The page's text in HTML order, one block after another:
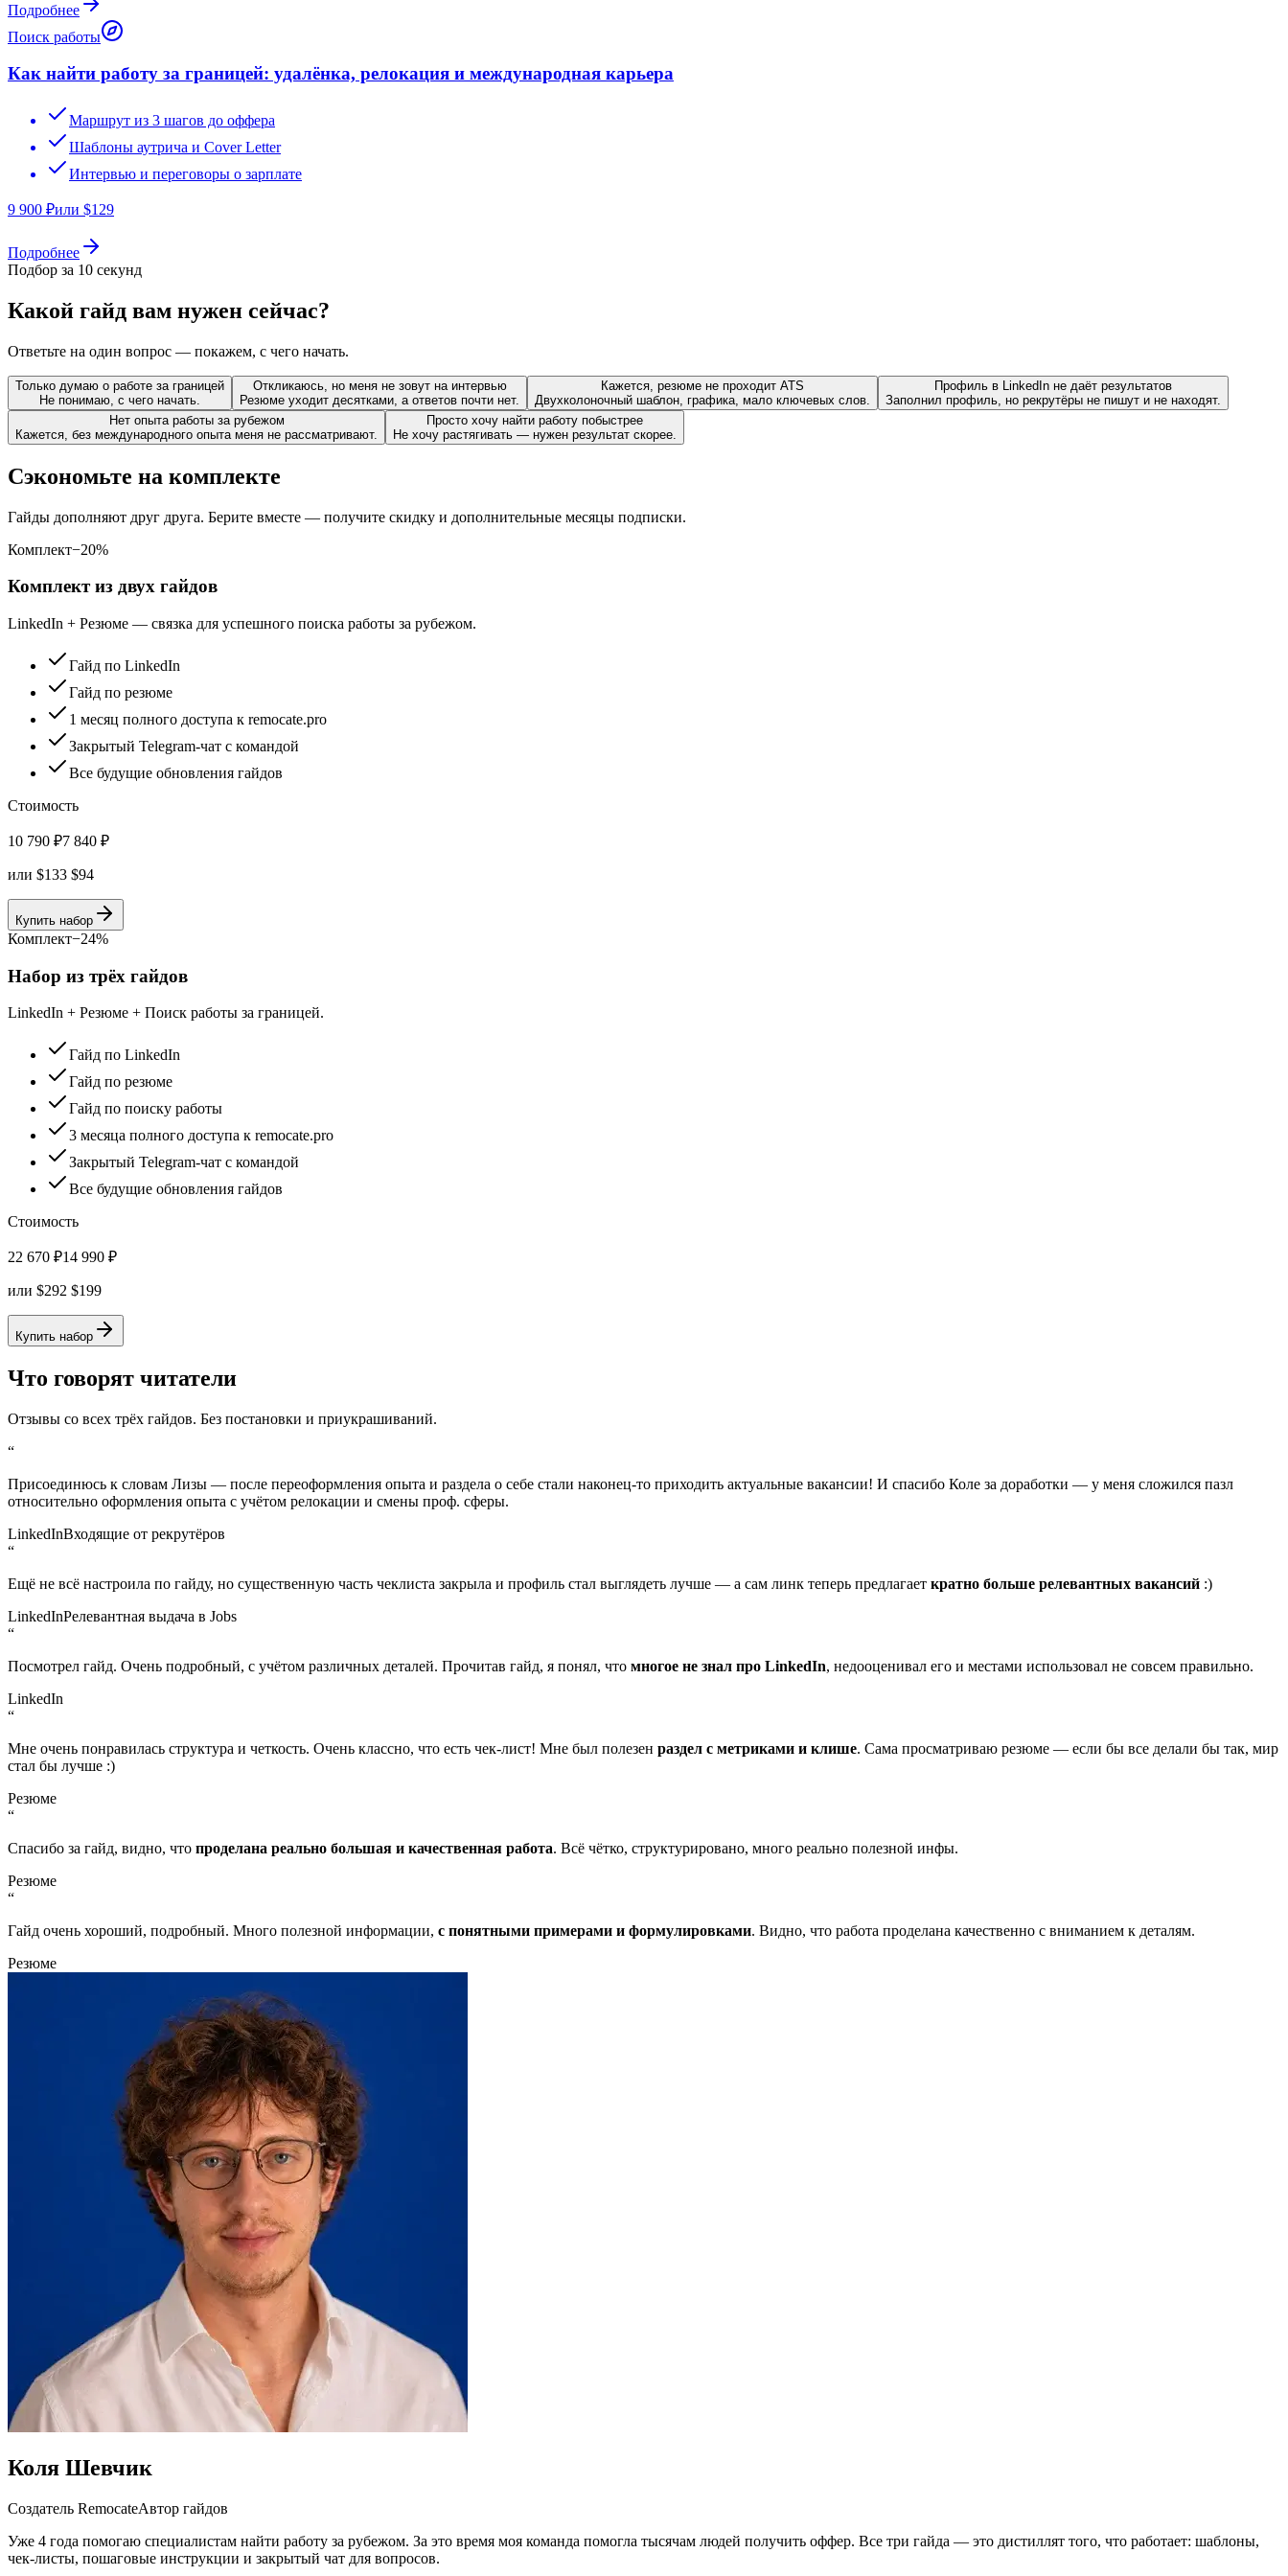
Подробнее
Поиск работы
Как найти работу за границей: удалёнка, релокация и международная карьера
Маршрут из 3 шагов до оффера
Шаблоны аутрича и Cover Letter
Интервью и переговоры о зарплате
9 900 ₽или $129
Подробнее
Подбор за 10 секунд
Какой гайд вам нужен сейчас?
Ответьте на один вопрос — покажем, с чего начать.
Только думаю о работе за границей
Не понимаю, с чего начать.
Откликаюсь, но меня не зовут на интервью
Резюме уходит десятками, а ответов почти нет.
Кажется, резюме не проходит ATS
Двухколоночный шаблон, графика, мало ключевых слов.
Профиль в LinkedIn не даёт результатов
Заполнил профиль, но рекрутёры не пишут и не находят.
Нет опыта работы за рубежом
Кажется, без международного опыта меня не рассматривают.
Просто хочу найти работу побыстрее
Не хочу растягивать — нужен результат скорее.
Сэкономьте на комплекте
Гайды дополняют друг друга. Берите вместе — получите скидку и дополнительные месяцы подписки.
Комплект−20%
Комплект из двух гайдов
LinkedIn + Резюме — связка для успешного поиска работы за рубежом.
Гайд по LinkedIn
Гайд по резюме
1 месяц полного доступа к remocate.pro
Закрытый Telegram-чат с командой
Все будущие обновления гайдов
Стоимость
10 790 ₽7 840 ₽
или $133 $94
Купить набор
Комплект−24%
Набор из трёх гайдов
LinkedIn + Резюме + Поиск работы за границей.
Гайд по LinkedIn
Гайд по резюме
Гайд по поиску работы
3 месяца полного доступа к remocate.pro
Закрытый Telegram-чат с командой
Все будущие обновления гайдов
Стоимость
22 670 ₽14 990 ₽
или $292 $199
Купить набор
Что говорят читатели
Отзывы со всех трёх гайдов. Без постановки и приукрашиваний.
“
Присоединюсь к словам Лизы — после переоформления опыта и раздела о себе стали наконец-то приходить актуальные вакансии! И спасибо Коле за доработки — у меня сложился пазл
относительно оформления опыта с учётом релокации и смены проф. сферы.
LinkedInВходящие от рекрутёров
“
Ещё не всё настроила по гайду, но существенную часть чеклиста закрыла и профиль стал выглядеть лучше — а сам линк теперь предлагает кратно больше релевантных вакансий :)
LinkedInРелевантная выдача в Jobs
“
Посмотрел гайд. Очень подробный, с учётом различных деталей. Прочитав гайд, я понял, что многое не знал про LinkedIn, недооценивал его и местами использовал не совсем правильно.
LinkedIn
“
Мне очень понравилась структура и четкость. Очень классно, что есть чек-лист! Мне был полезен раздел с метриками и клише. Сама просматриваю резюме — если бы все делали бы так, мир
стал бы лучше :)
Резюме
“
Спасибо за гайд, видно, что проделана реально большая и качественная работа. Всё чётко, структурировано, много реально полезной инфы.
Резюме
“
Гайд очень хороший, подробный. Много полезной информации, с понятными примерами и формулировками. Видно, что работа проделана качественно с вниманием к деталям.
Резюме
Коля Шевчик
Создатель RemocateАвтор гайдов
Уже 4 года помогаю специалистам найти работу за рубежом. За это время моя команда помогла тысячам людей получить оффер. Все три гайда — это дистиллят того, что работает: шаблоны,
чек-листы, пошаговые инструкции и закрытый чат для вопросов.